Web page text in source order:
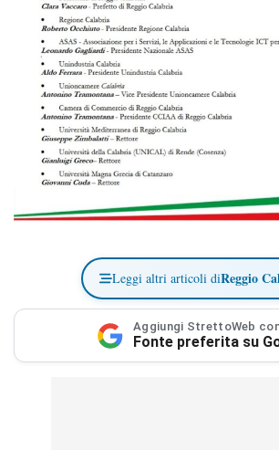
Leggi altri articoli diReggio
Aggiungi StrettoWeb
Fonte preferita su